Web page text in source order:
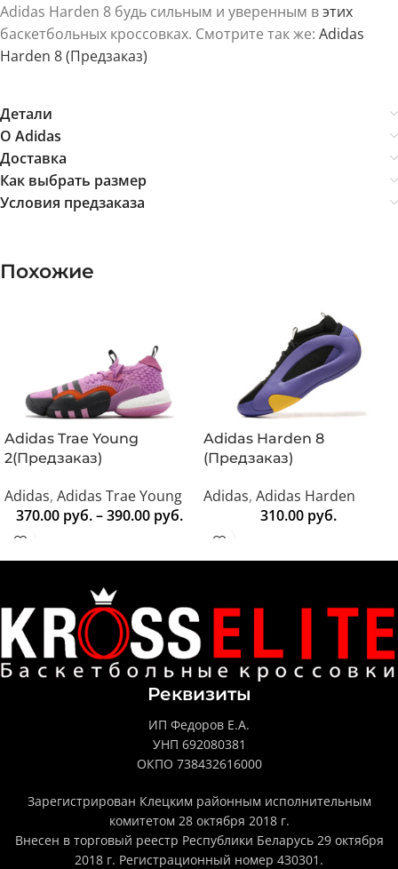
Adidas Harden 8 будь сильным и уверенным вэтих
баскетбольных кроссовках. Смотрите так же: Adidas
Harden 8 (Предзаказ)
Детали
О Adidas
Доставка
Как выбрать размер
Условия предзаказа
Похожие
Adidas Trae Young
2(Предзаказ)
Adidas, Adidas Trae Young
370.00 руб.–390.00 руб.
Adidas Harden 8
(Предзаказ)
Adidas, Adidas Harden
310.00 руб.
Реквизиты
ИП Федоров Е.А.
УНП 692080381
ОКПО 738432616000
Зарегистрирован Клецким районным исполнительным
комитетом 28 октября 2018 г.
Внесен в торговый реестр Республики Беларусь 29 октября
2018 г. Регистрационный номер 430301.